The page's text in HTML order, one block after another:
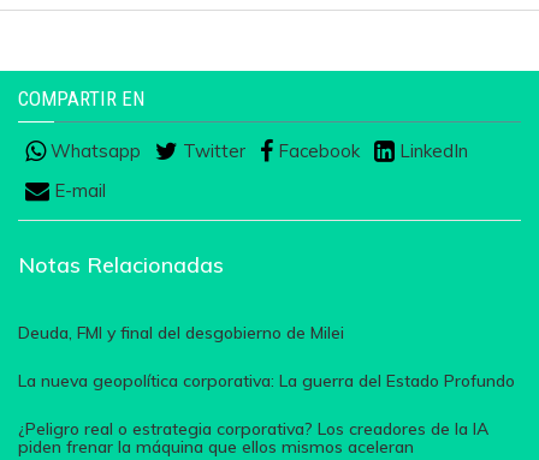
COMPARTIR EN
Whatsapp Twitter Facebook
LinkedIn
E-mail
Notas Relacionadas
Deuda, FMI y final del desgobierno de Milei
La nueva geopolítica corporativa: La guerra del Estado Profundo
¿Peligro real o estrategia corporativa? Los creadores de la IA
piden frenar la máquina que ellos mismos aceleran